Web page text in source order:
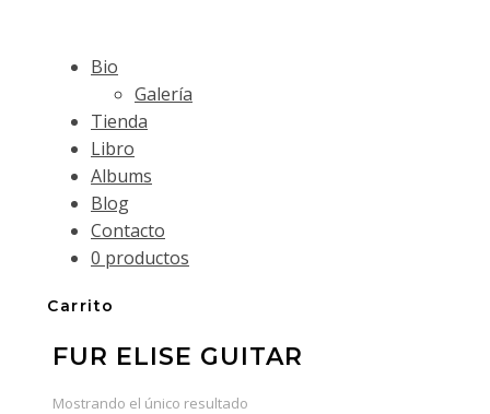
Bio
Galería
Tienda
Libro
Albums
Blog
Contacto
0 productos
Carrito
FUR ELISE GUITAR
Mostrando el único resultado